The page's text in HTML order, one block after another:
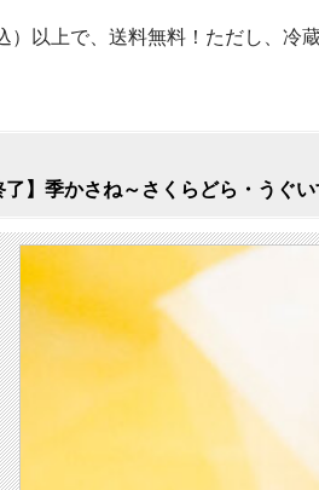
）以上で、送料無料！ただし、冷
了】季かさね～さくらどら・うぐい